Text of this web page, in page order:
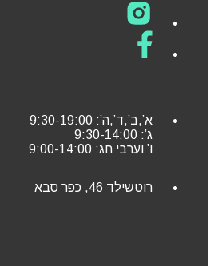
א’,ב’,ד’,ה’: 9:30-19:00
ג’: 9:30-14:00
ו’ וערבי חג: 9:00-14:00
רוטשילד 46, כפר סבא